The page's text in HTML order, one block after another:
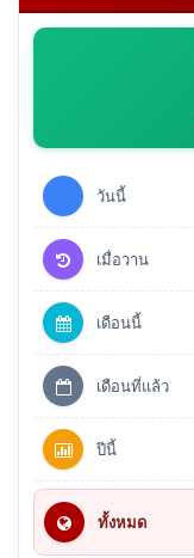
วันนี้
เมื่อวาน
เดือนนี้
เดือนที่แล้ว
ปีนี้
ทั้งหมด